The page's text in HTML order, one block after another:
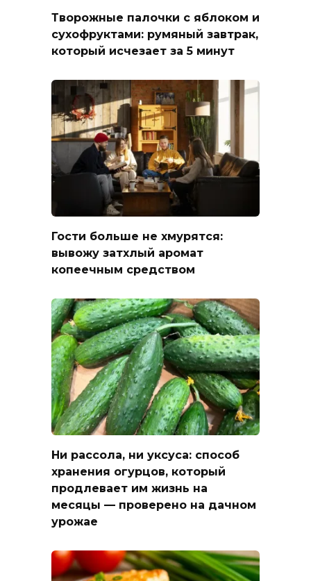
Творожные палочки с яблоком и
сухофруктами: румяный завтрак,
который исчезает за 5 минут
Гости больше не хмурятся:
вывожу затхлый аромат
копеечным средством
Ни рассола, ни уксуса: способ
хранения огурцов, который
продлевает им жизнь на
месяцы — проверено на дачном
урожае